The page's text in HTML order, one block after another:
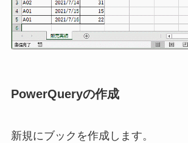
PowerQueryの作成
新規にブックを作成します。